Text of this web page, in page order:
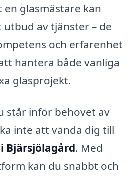
glasmästare kan
av tjänster – de
och erfarenhet
hantera både vanliga
glasprojekt.
står inför behovet av
inte att vända dig till
Bjärsjölagård. Med
kan du snabbt och